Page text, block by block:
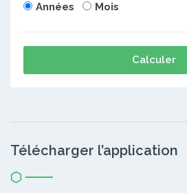
Années Mois
Calculer
Télécharger l’application